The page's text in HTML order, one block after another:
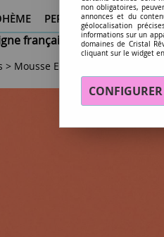
PERLES DU MONDE
français spécialisé dans
> Mousse Eva ou Crepla
non obligatoires,
annonces et du
géolocalisation
informations sur un
domaines de Cristal
cliquant sur le widget
CONFIGURER